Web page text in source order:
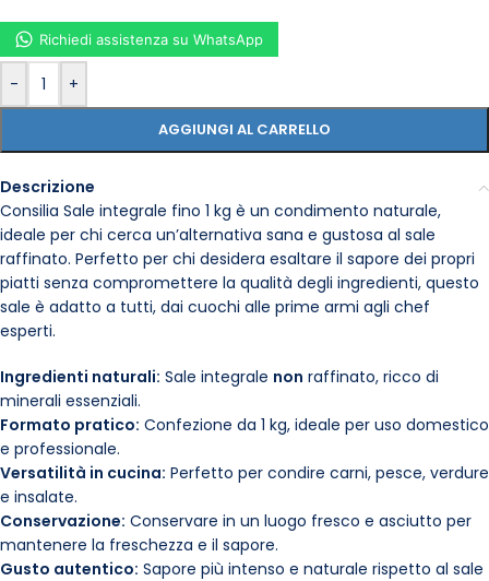
- +
AGGIUNGI AL CARRELLO
Richiedi assistenza su WhatsApp
Descrizione
Consilia Sale integrale fino 1 kg è un condimento naturale,
ideale per chi cerca un’alternativa sana e gustosa al sale
raffinato. Perfetto per chi desidera esaltare il sapore dei propri
piatti senza compromettere la qualità degli ingredienti, questo
sale è adatto a tutti, dai cuochi alle prime armi agli chef
esperti.
Ingredienti naturali: Sale integrale non raffinato, ricco di
minerali essenziali.
Formato pratico: Confezione da 1 kg, ideale per uso domestico
e professionale.
Versatilità in cucina: Perfetto per condire carni, pesce, verdure
e insalate.
Conservazione: Conservare in un luogo fresco e asciutto per
mantenere la freschezza e il sapore.
Gusto autentico: Sapore più intenso e naturale rispetto al sale